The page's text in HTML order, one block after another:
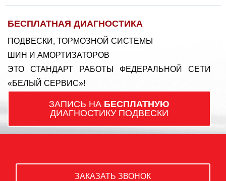
БЕСПЛАТНАЯ ДИАГНОСТИКА
ПОДВЕСКИ, ТОРМОЗНОЙ СИСТЕМЫ
ШИН И АМОРТИЗАТОРОВ
ЭТО СТАНДАРТ РАБОТЫ ФЕДЕРАЛЬНОЙ СЕТИ
«БЕЛЫЙ СЕРВИС»!
ЗАПИСЬ НА БЕСПЛАТНУЮ
ДИАГНОСТИКУ ПОДВЕСКИ
ЗАКАЗАТЬ ЗВОНОК